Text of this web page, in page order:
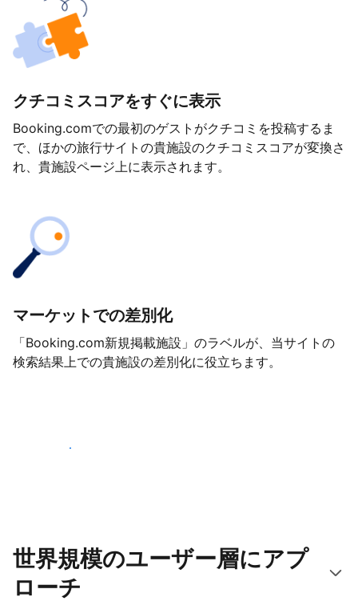
クチコミスコアをすぐに表示
Booking.comでの最初のゲストがクチコミを投稿するま
で、ほかの旅行サイトの貴施設のクチコミスコアが変換さ
れ、貴施設ページ上に表示されます。
マーケットでの差別化
「Booking.com新規掲載施設」のラベルが、当サイトの
検索結果上での貴施設の差別化に役立ちます。
さっそく始める
世界規模のユーザー層にアプ
ローチ